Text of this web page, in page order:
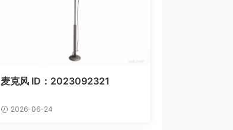
麦克风 ID：2023092321
2026-06-24